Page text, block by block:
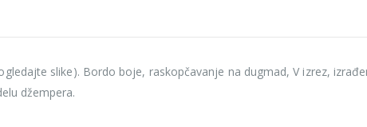
slike). Bordo boje, raskopčavanje na dugmad, V izrez,
džempera.